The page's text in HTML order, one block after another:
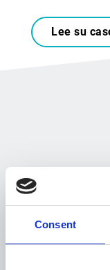
Consent
Lee su
Gestión de
Realiza